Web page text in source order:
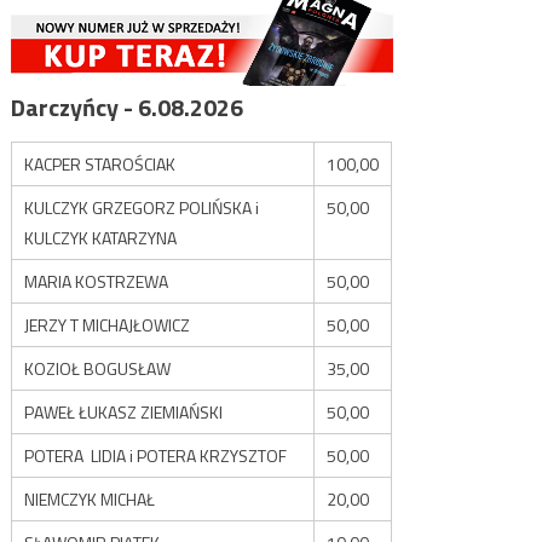
Darczyńcy - 6.08.2026
KACPER STAROŚCIAK
100,00
KULCZYK GRZEGORZ POLIŃSKA i
KULCZYK KATARZYNA
50,00
MARIA KOSTRZEWA
50,00
JERZY T MICHAJŁOWICZ
50,00
KOZIOŁ BOGUSŁAW
35,00
PAWEŁ ŁUKASZ ZIEMIAŃSKI
50,00
POTERA LIDIA i POTERA KRZYSZTOF
50,00
NIEMCZYK MICHAŁ
20,00